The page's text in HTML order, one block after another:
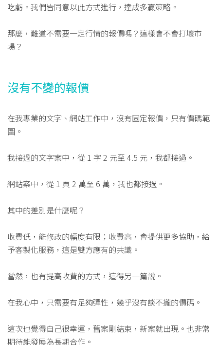
吃虧。我們皆同意以此方式進行，達成多贏策略。
那麼，難道不需要一定行情的報價嗎？這樣會不會打壞市
場？
沒有不變的報價
在我專業的文字、網站工作中，沒有固定報價，只有價碼範
圍。
我接過的文字案中，從 1 字 2 元至 4.5 元，我都接過。
網站案中，從 1 頁 2 萬至 6 萬，我也都接過。
其中的差別是什麼呢？
收費低，能修改的幅度有限；收費高，會提供更多協助，給
予客製化服務，這是雙方應有的共識。
當然，也有提高收費的方式，這得另一篇說。
在我心中，只需要有足夠彈性，幾乎沒有談不攏的價碼。
這次也覺得自己很幸運，舊案剛結束，新案就出現。也非常
期待能發展為長期合作。